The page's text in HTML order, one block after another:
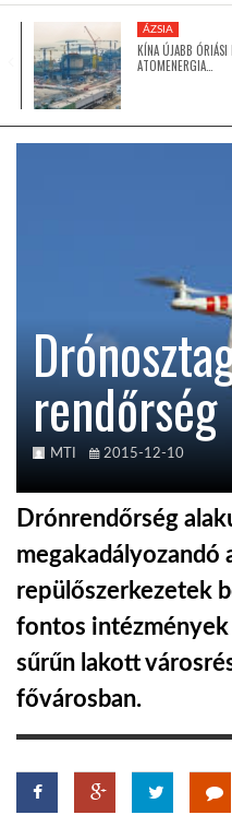
GLOBOTV BP
A NAP SZÉPE
LINKTR.EE
GLOBOZSARU
DOBRAVERO.HU
LATIMO.HU
GLOBOBOOK
ÁZSIA
KÍNA ÚJABB ÓRIÁSI
ATOMENERGIA…
rendőrség
MTI 2015-12-10
Drónrendőrség
megakadályozandó
repülőszerkezetek
fontos
sűrűn lakott
fővárosban.